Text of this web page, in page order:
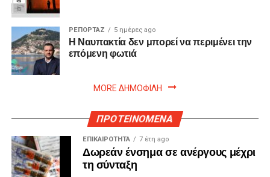
ΡΕΠΟΡΤΑΖ 5 ημέρες ago
Η Ναυπακτία δεν μπορεί να περιμένει την
επόμενη φωτιά
MORE ΔΗΜΟΦΙΛΗ
ΠΡΟΤΕΙΝΟΜΕΝΑ
ΕΠΙΚΑΙΡΟΤΗΤΑ 7 έτη ago
Δωρεάν ένσημα σε ανέργους μέχρι
τη σύνταξη